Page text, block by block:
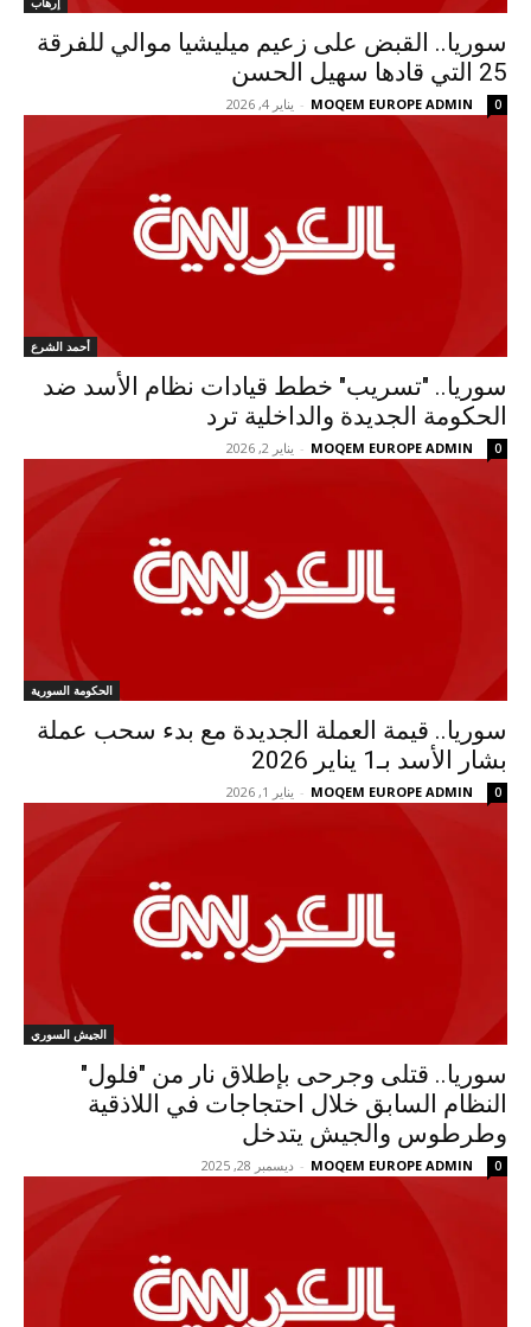
سوريا.. القبض على زعيم ميليشيا موالي للفرقة
25 التي قادها سهيل الحسن
MOQEM EUROPE ADMIN
- يناير 4, 2026 0
أحمد الشرع
سوريا.. "تسريب" خطط قيادات نظام الأسد ضد
الحكومة الجديدة والداخلية ترد
MOQEM EUROPE ADMIN
- يناير 2, 2026 0
الحكومة السورية
سوريا.. قيمة العملة الجديدة مع بدء سحب عملة
بشار الأسد بـ1 يناير 2026
MOQEM EUROPE ADMIN
- يناير 1, 2026 0
الجيش السوري
سوريا.. قتلى وجرحى بإطلاق نار من "فلول"
النظام السابق خلال احتجاجات في اللاذقية
وطرطوس والجيش يتدخل
MOQEM EUROPE ADMIN
- ديسمبر 28, 2025 0